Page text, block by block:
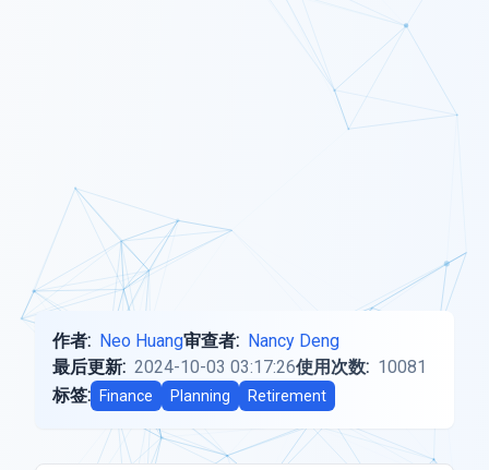
作者: Neo Huang审查者: Nancy Deng
最后更新: 2024-10-03 03:17:26使用次数: 10081
标签:
Finance Planning Retirement